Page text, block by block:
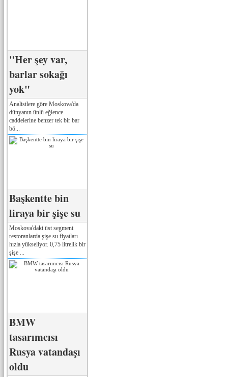
"Her şey var,
barlar sokağı
yok"
Analistlere göre Moskova'da
dünyanın ünlü eğlence
caddelerine benzer tek bir bar
bö...
Başkentte bin
liraya bir şişe su
Moskova'daki üst segment
restoranlarda şişe su fiyatları
hızla yükseliyor. 0,75 litrelik bir
şişe ...
BMW
tasarımcısı
Rusya vatandaşı
oldu